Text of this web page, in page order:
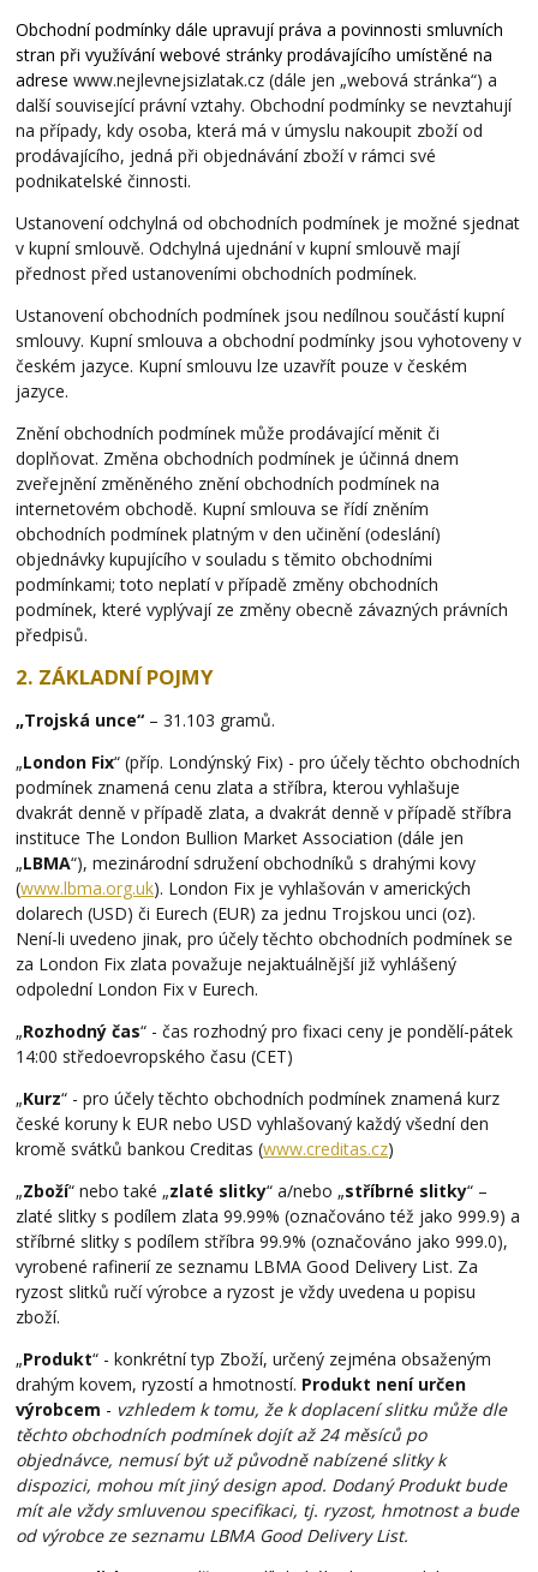
Obchodní podmínky dále upravují práva a povinnosti smluvních
stran při využívání webové stránky prodávajícího umístěné na
adrese www.nejlevnejsizlatak.cz (dále jen „webová stránka“) a
další související právní vztahy. Obchodní podmínky se nevztahují
na případy, kdy osoba, která má v úmyslu nakoupit zboží od
prodávajícího, jedná při objednávání zboží v rámci své
podnikatelské činnosti.
Ustanovení odchylná od obchodních podmínek je možné sjednat
v kupní smlouvě. Odchylná ujednání v kupní smlouvě mají
přednost před ustanoveními obchodních podmínek.
Ustanovení obchodních podmínek jsou nedílnou součástí kupní
smlouvy. Kupní smlouva a obchodní podmínky jsou vyhotoveny v
českém jazyce. Kupní smlouvu lze uzavřít pouze v českém
jazyce.
Znění obchodních podmínek může prodávající měnit či
doplňovat. Změna obchodních podmínek je účinná dnem
zveřejnění změněného znění obchodních podmínek na
internetovém obchodě. Kupní smlouva se řídí zněním
obchodních podmínek platným v den učinění (odeslání)
objednávky kupujícího v souladu s těmito obchodními
podmínkami; toto neplatí v případě změny obchodních
podmínek, které vyplývají ze změny obecně závazných právních
předpisů.
2. ZÁKLADNÍ POJMY
„Trojská unce“ – 31.103 gramů.
„London Fix“ (příp. Londýnský Fix) - pro účely těchto obchodních
podmínek znamená cenu zlata a stříbra, kterou vyhlašuje
dvakrát denně v případě zlata, a dvakrát denně v případě stříbra
instituce The London Bullion Market Association (dále jen
„LBMA“), mezinárodní sdružení obchodníků s drahými kovy
(www.lbma.org.uk). London Fix je vyhlašován v amerických
dolarech (USD) či Eurech (EUR) za jednu Trojskou unci (oz).
Není-li uvedeno jinak, pro účely těchto obchodních podmínek se
za London Fix zlata považuje nejaktuálnější již vyhlášený
odpolední London Fix v Eurech.
„Rozhodný čas“ - čas rozhodný pro fixaci ceny je pondělí-pátek
14:00 středoevropského času (CET)
„Kurz“ - pro účely těchto obchodních podmínek znamená kurz
české koruny k EUR nebo USD vyhlašovaný každý všední den
kromě svátků bankou Creditas (www.creditas.cz)
„Zboží“ nebo také „zlaté slitky“ a/nebo „stříbrné slitky“ –
zlaté slitky s podílem zlata 99.99% (označováno též jako 999.9) a
stříbrné slitky s podílem stříbra 99.9% (označováno jako 999.0),
vyrobené rafinerií ze seznamu LBMA Good Delivery List. Za
ryzost slitků ručí výrobce a ryzost je vždy uvedena u popisu
zboží.
„Produkt“ - konkrétní typ Zboží, určený zejména obsaženým
drahým kovem, ryzostí a hmotností. Produkt není určen
výrobcem - vzhledem k tomu, že k doplacení slitku může dle
těchto obchodních podmínek dojít až 24 měsíců po
objednávce, nemusí být už původně nabízené slitky k
dispozici, mohou mít jiný design apod. Dodaný Produkt bude
mít ale vždy smluvenou specifikaci, tj. ryzost, hmotnost a bude
od výrobce ze seznamu LBMA Good Delivery List.